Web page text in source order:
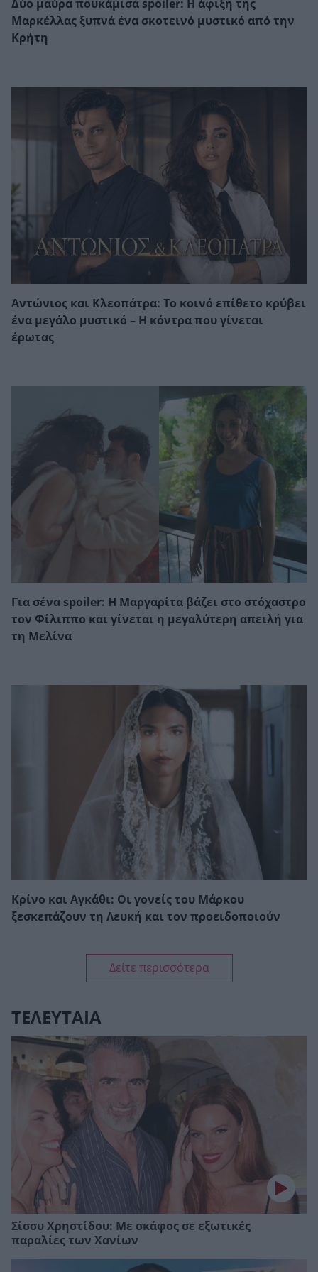
Δύο μαύρα πουκάμισα spoiler: Η άφιξη της
Μαρκέλλας ξυπνά ένα σκοτεινό μυστικό από την
Κρήτη
Αντώνιος και Κλεοπάτρα: Το κοινό επίθετο κρύβει
ένα μεγάλο μυστικό – Η κόντρα που γίνεται
έρωτας
Για σένα spoiler: Η Μαργαρίτα βάζει στο στόχαστρο
τον Φίλιππο και γίνεται η μεγαλύτερη απειλή για
τη Μελίνα
Κρίνο και Αγκάθι: Οι γονείς του Μάρκου
ξεσκεπάζουν τη Λευκή και τον προειδοποιούν
Δείτε περισσότερα
ΤΕΛΕΥΤΑΙΑ
Σίσσυ Χρηστίδου: Με σκάφος σε εξωτικές
παραλίες των Χανίων